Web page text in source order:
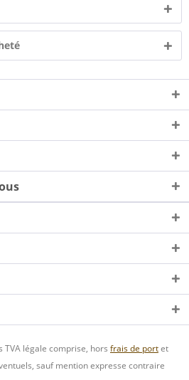
légale comprise, hors frais de portet
sauf mention expresse contraire